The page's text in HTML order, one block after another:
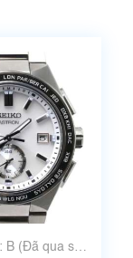
B (Đã qua sử